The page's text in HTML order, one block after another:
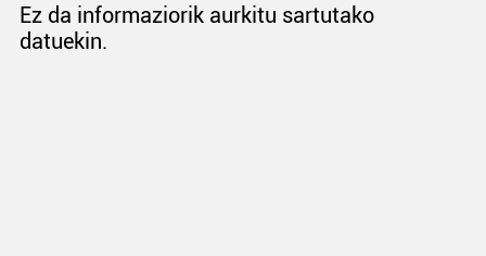
Ez da informaziorik aurkitu sartutako
datuekin.